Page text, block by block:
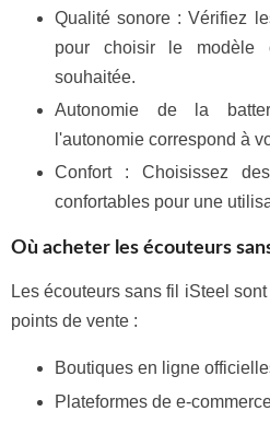
Qualité sonore : Vérifiez
pour choisir le modèle
souhaitée.
Autonomie de la
l'autonomie correspond à
Confort : Choisissez
confortables pour une
Où acheter les écouteurs
Les écouteurs sans fil iSteel
points de vente :
Boutiques en ligne
Plateformes de e-